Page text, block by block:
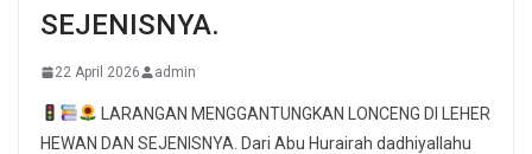
SEJENISNYA.
22 April 2026 admin
LARANGAN MENGGANTUNGKAN LONCENG DI LEHER
HEWAN DAN SEJENISNYA. Dari Abu Hurairah dadhiyallahu